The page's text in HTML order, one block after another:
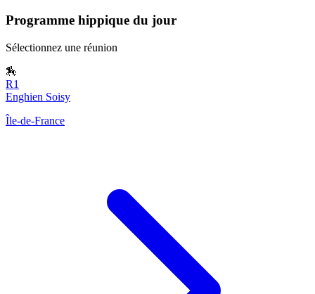
Programme hippique du jour
Sélectionnez une réunion
🏇
R1
Enghien Soisy
Île-de-France